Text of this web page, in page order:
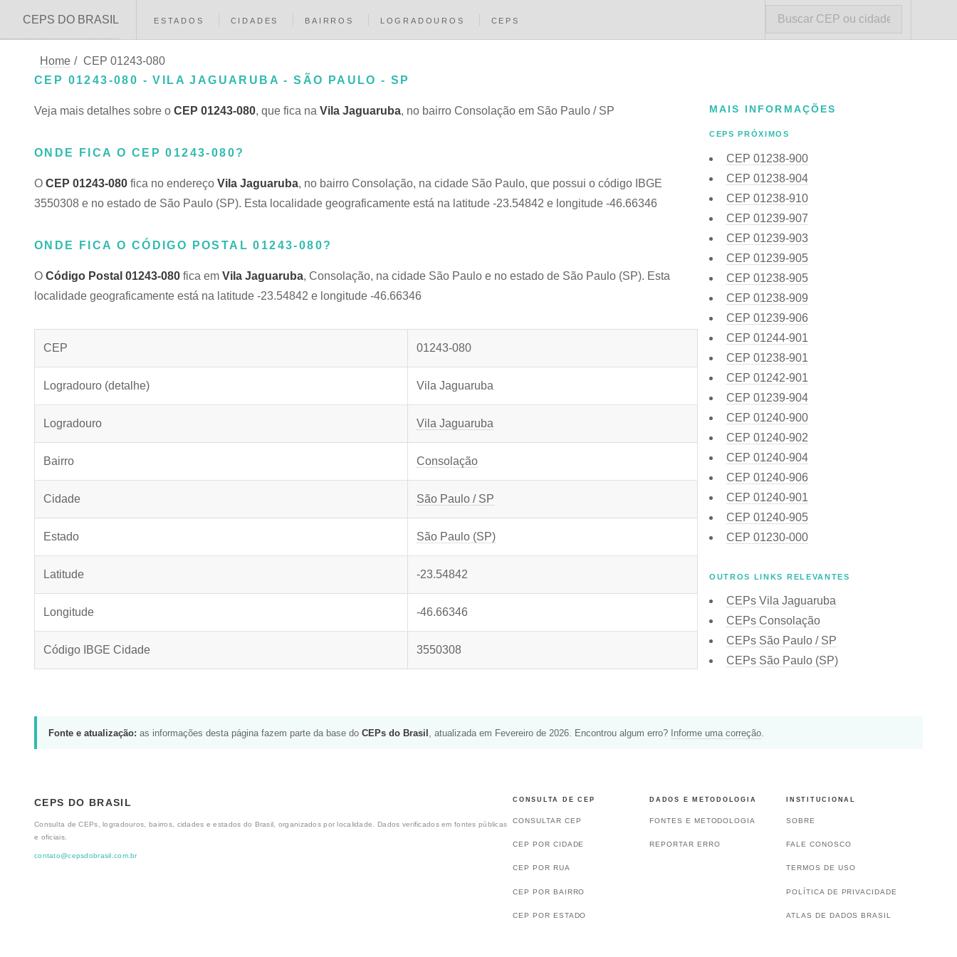
CEPS DO BRASIL ESTADOS CIDADES BAIRROS LOGRADOUROS CEPS
Home / CEP 01243-080
CEP 01243-080 - VILA JAGUARUBA - SÃO PAULO - SP
Veja mais detalhes sobre o CEP 01243-080, que fica na Vila Jaguaruba, no bairro Consolação em São Paulo / SP
ONDE FICA O CEP 01243-080?
O CEP 01243-080 fica no endereço Vila Jaguaruba, no bairro Consolação, na cidade São Paulo, que possui o código IBGE
3550308 e no estado de São Paulo (SP). Esta localidade geograficamente está na latitude -23.54842 e longitude -46.66346
ONDE FICA O CÓDIGO POSTAL 01243-080?
O Código Postal 01243-080 fica em Vila Jaguaruba, Consolação, na cidade São Paulo e no estado de São Paulo (SP). Esta
localidade geograficamente está na latitude -23.54842 e longitude -46.66346
CEP 01243-080
Logradouro (detalhe) Vila Jaguaruba
Logradouro Vila Jaguaruba
Bairro Consolação
Cidade São Paulo / SP
Estado São Paulo (SP)
Latitude -23.54842
Longitude -46.66346
Código IBGE Cidade 3550308
MAIS INFORMAÇÕES
CEPS PRÓXIMOS
CEP 01238-900
CEP 01238-904
CEP 01238-910
CEP 01239-907
CEP 01239-903
CEP 01239-905
CEP 01238-905
CEP 01238-909
CEP 01239-906
CEP 01244-901
CEP 01238-901
CEP 01242-901
CEP 01239-904
CEP 01240-900
CEP 01240-902
CEP 01240-904
CEP 01240-906
CEP 01240-901
CEP 01240-905
CEP 01230-000
OUTROS LINKS RELEVANTES
CEPs Vila Jaguaruba
CEPs Consolação
CEPs São Paulo / SP
CEPs São Paulo (SP)
Fonte e atualização: as informações desta página fazem parte da base do CEPs do Brasil , atualizada em Fevereiro de 2026. Encontrou algum erro? Informe uma correção
CEPS DO BRASIL
Consulta de CEPs, logradouros, bairros, cidades e estados do Brasil, organizados por localidade. Dados verificados em fontes públicas
e oficiais.
contato@cepsdobrasil.com.br
CONSULTA DE CEP
CONSULTAR CEP
CEP POR CIDADE
CEP POR RUA
CEP POR BAIRRO
CEP POR ESTADO
DADOS E METODOLOGIA
FONTES E METODOLOGIA
REPORTAR ERRO
INSTITUCIONAL
SOBRE
FALE CONOSCO
TERMOS DE USO
POLÍTICA DE PRIVACIDADE
ATLAS DE DADOS BRASIL